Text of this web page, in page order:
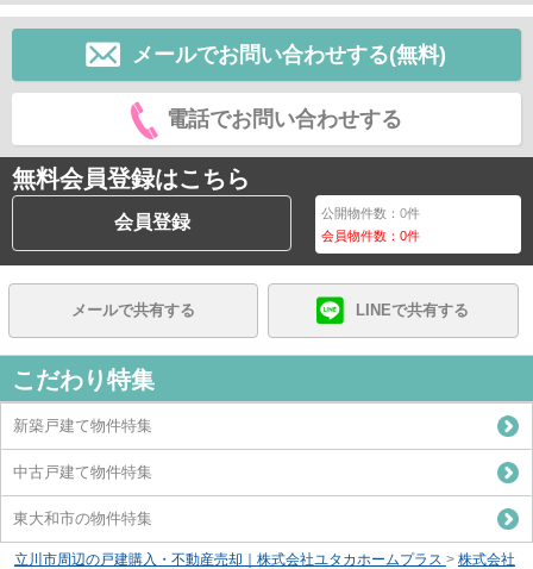
メールでお問い合わせする(無料)
電話でお問い合わせする
無料会員登録はこちら
会員登録 公開物件数：0件
会員物件数：0件
メールで共有する LINEで共有する
こだわり特集
新築戸建て物件特集
中古戸建て物件特集
東大和市の物件特集
立川市周辺の戸建購入・不動産売却｜株式会社ユタカホームプラス > 株式会社